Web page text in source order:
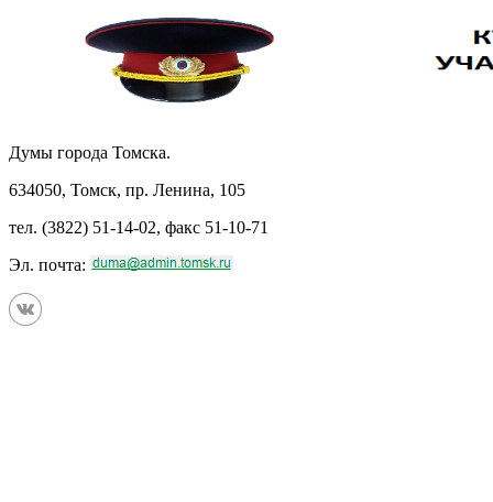
Думы города Томска.
634050, Томск, пр. Ленина, 105
тел. (3822) 51-14-02, факс 51-10-71
Эл. почта: